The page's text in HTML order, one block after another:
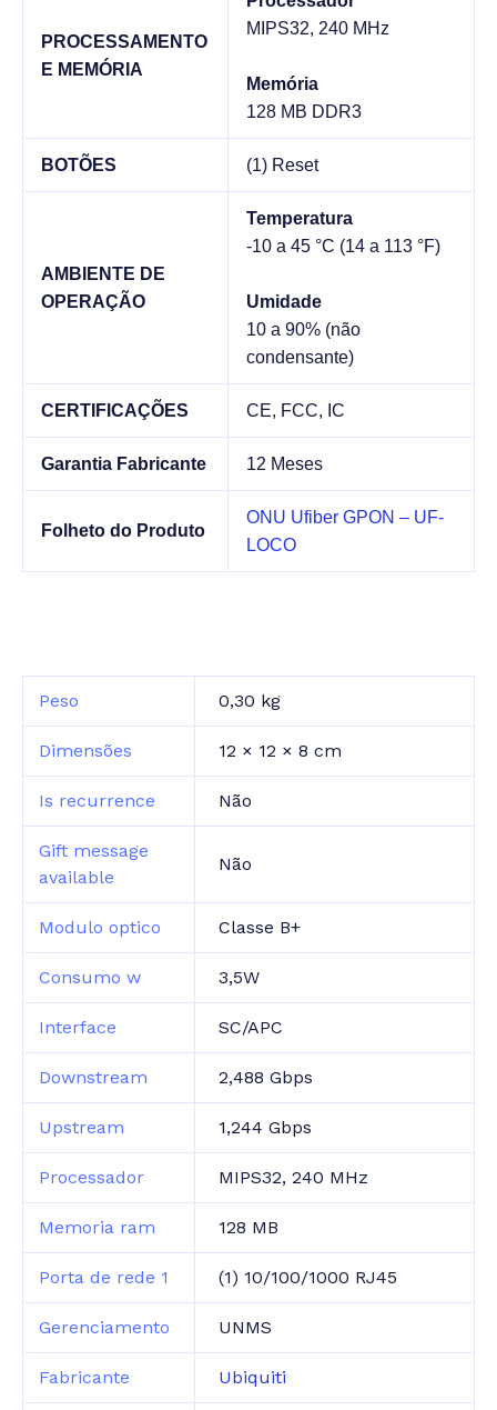
PROCESSAMENTO
E MEMÓRIA
MIPS32, 240 MHz
Memória
128 MB DDR3
BOTÕES (1) Reset
AMBIENTE DE
OPERAÇÃO
Temperatura
-10 a 45 °C (14 a 113 °F)
Umidade
10 a 90% (não
condensante)
CERTIFICAÇÕES CE, FCC, IC
Garantia Fabricante 12 Meses
Folheto do Produto
ONU Ufiber GPON – UF-
LOCO
Peso 0,30 kg
Dimensões 12 × 12 × 8 cm
Is recurrence Não
Gift message
available
Não
Modulo optico Classe B+
Consumo w 3,5W
Interface SC/APC
Downstream 2,488 Gbps
Upstream 1,244 Gbps
Processador MIPS32, 240 MHz
Memoria ram 128 MB
Porta de rede 1 (1) 10/100/1000 RJ45
Gerenciamento UNMS
Fabricante Ubiquiti